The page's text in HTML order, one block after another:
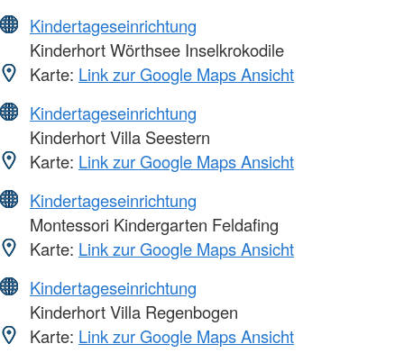
Kindertageseinrichtung
Kinderhort Wörthsee Inselkrokodile
Karte: Link zur Google Maps Ansicht
Kindertageseinrichtung
Kinderhort Villa Seestern
Karte: Link zur Google Maps Ansicht
Kindertageseinrichtung
Montessori Kindergarten Feldafing
Karte: Link zur Google Maps Ansicht
Kindertageseinrichtung
Kinderhort Villa Regenbogen
Karte: Link zur Google Maps Ansicht